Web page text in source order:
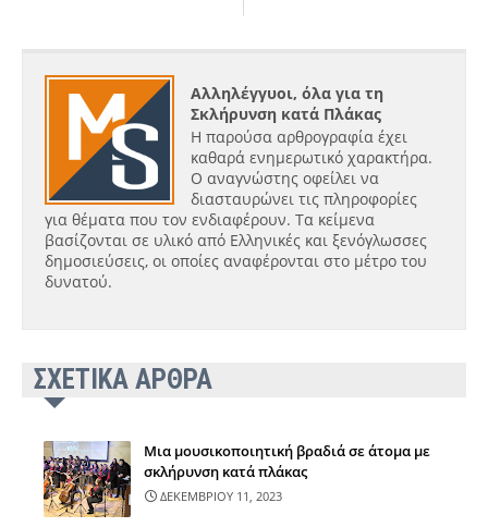
Αλληλέγγυοι, όλα για τη
Σκλήρυνση κατά Πλάκας
Η παρούσα αρθρογραφία έχει
καθαρά ενημερωτικό χαρακτήρα.
Ο αναγνώστης οφείλει να
διασταυρώνει τις πληροφορίες
για θέματα που τον ενδιαφέρουν. Τα κείμενα
βασίζονται σε υλικό από Ελληνικές και ξενόγλωσσες
δημοσιεύσεις, οι οποίες αναφέρονται στο μέτρο του
δυνατού.
ΣΧΕΤΙΚΑ ΑΡΘΡΑ
Μια μουσικοποιητική βραδιά σε άτομα με
σκλήρυνση κατά πλάκας
ΔΕΚΕΜΒΡΙΟΥ 11, 2023